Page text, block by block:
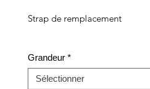
Strap de remplacement
Grandeur *
Sélectionner